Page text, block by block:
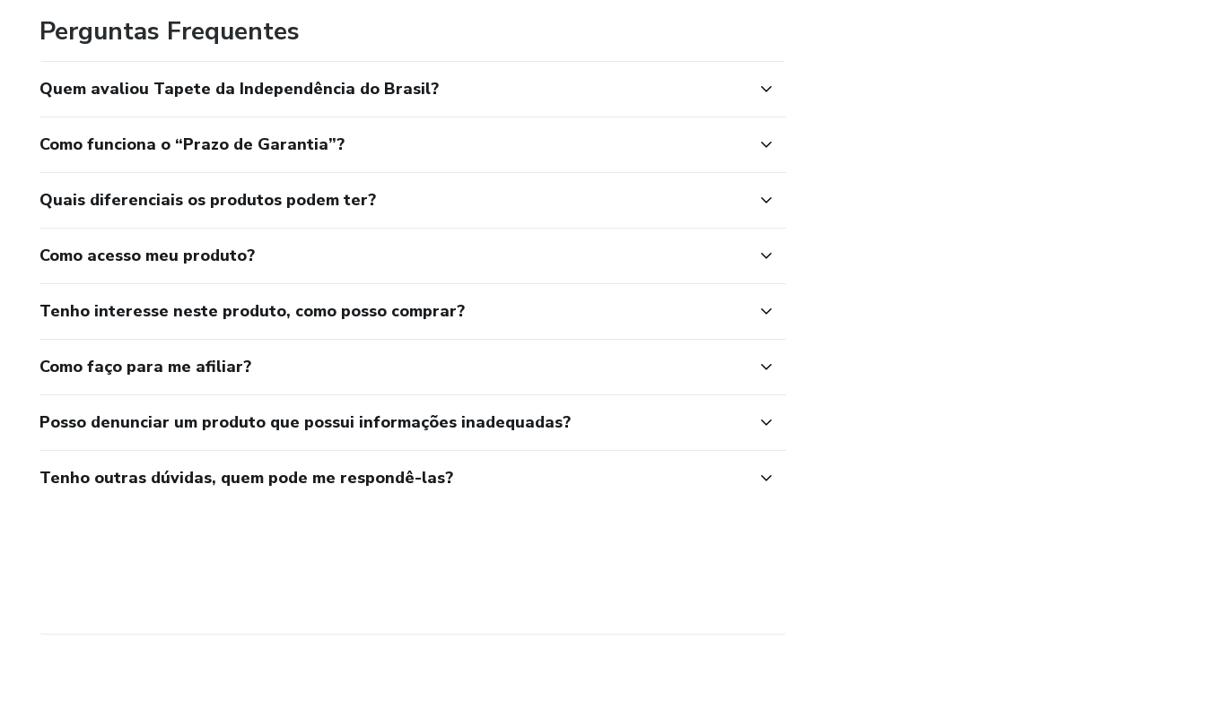
Perguntas Frequentes
Quem avaliou Tapete da Independência do Brasil?
Como funciona o “Prazo de Garantia”?
Quais diferenciais os produtos podem ter?
Como acesso meu produto?
Tenho interesse neste produto, como posso comprar?
Como faço para me afiliar?
Posso denunciar um produto que possui informações inadequadas?
Tenho outras dúvidas, quem pode me respondê-las?